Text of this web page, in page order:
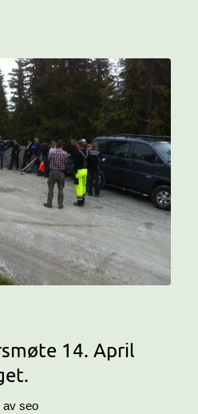
14. April
av seo